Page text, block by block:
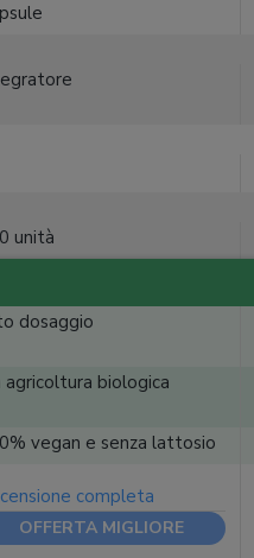
unità
dosaggio
agricoltura biologica
vegan e senza lattosio
completa
OFFERTA MIGLIORE